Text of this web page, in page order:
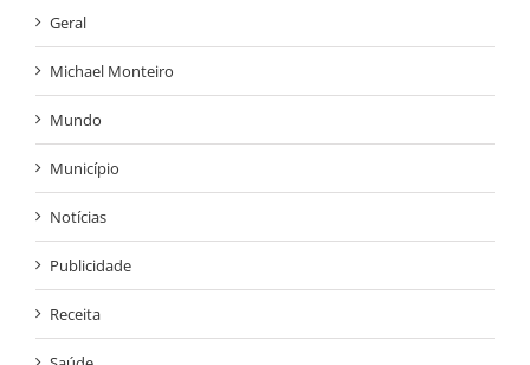
Geral
Michael Monteiro
Mundo
Município
Notícias
Publicidade
Receita